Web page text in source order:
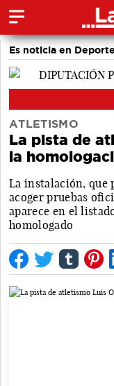
Es noticia en
Motor
ATLETISMO
La pista de
la
La instalación, que
acoger pruebas
aparece en el
homologado